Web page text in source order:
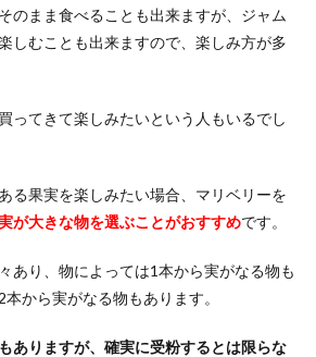
やポイントについて
ような画材があるでしょうか。絵といえば一番に
思いつく絵の...
タッパーの匂いの取り方は？嫌な匂い
のまま食べることも出来ますが、ジャム
しむことも出来ますので、楽しみ方が多
ってきて楽しみたいという人もいるでし
る果実を楽しみたい場合、マリベリーを
が大きな物を選ぶことがおすすめです。
あり、物によっては1本から実がなる物も
から実がなる物もあります。
ありますが、確実に受粉するとは限らな